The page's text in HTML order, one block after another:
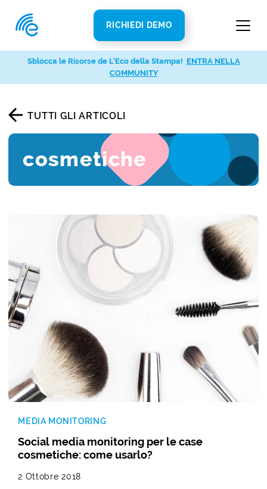
RICHIEDI DEMO
TUTTI GLI ARTICOLI
cosmetiche
MEDIA MONITORING
Social media monitoring per le case
cosmetiche: come usarlo?
2 Ottobre 2018
Sblocca le Risorse de L’Eco della Stampa! ENTRA NELLA
COMMUNITY